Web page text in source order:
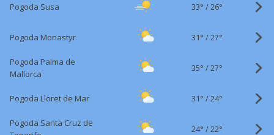
Pogoda Susa 33° /26°
Pogoda Monastyr 31° /27°
Pogoda Palma de
Mallorca
35° /27°
Pogoda Lloret de Mar 31° /24°
Pogoda Santa Cruz de
24° /22°